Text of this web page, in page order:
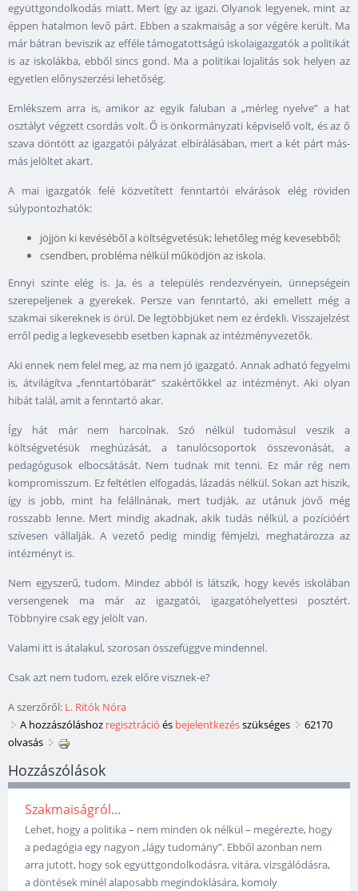
együttgondolkodás miatt. Mert így az igazi. Olyanok legyenek, mint az
éppen hatalmon levő párt. Ebben a szakmaiság a sor végére került. Ma
már bátran beviszik az efféle támogatottságú iskolaigazgatók a politikát
is az iskolákba, ebből sincs gond. Ma a politikai lojalitás sok helyen az
egyetlen előnyszerzési lehetőség.
Emlékszem arra is, amikor az egyik faluban a „mérleg nyelve” a hat
osztályt végzett csordás volt. Ő is önkormányzati képviselő volt, és az ő
szava döntött az igazgatói pályázat elbírálásában, mert a két párt más-
más jelöltet akart.
A mai igazgatók felé közvetített fenntartói elvárások elég röviden
súlypontozhatók:
jöjjön ki kevéséből a költségvetésük; lehetőleg még kevesebből;
csendben, probléma nélkül működjön az iskola.
Ennyi szinte elég is. Ja, és a település rendezvényein, ünnepségein
szerepeljenek a gyerekek. Persze van fenntartó, aki emellett még a
szakmai sikereknek is örül. De legtöbbjüket nem ez érdekli. Visszajelzést
erről pedig a legkevesebb esetben kapnak az intézményvezetők.
Aki ennek nem felel meg, az ma nem jó igazgató. Annak adható fegyelmi
is, átvilágítva „fenntartóbarát” szakértőkkel az intézményt. Aki olyan
hibát talál, amit a fenntartó akar.
Így hát már nem harcolnak. Szó nélkül tudomásul veszik a
költségvetésük meghúzását, a tanulócsoportok összevonását, a
pedagógusok elbocsátását. Nem tudnak mit tenni. Ez már rég nem
kompromisszum. Ez feltétlen elfogadás, lázadás nélkül. Sokan azt hiszik,
így is jobb, mint ha felállnának, mert tudják, az utánuk jövő még
rosszabb lenne. Mert mindig akadnak, akik tudás nélkül, a pozícióért
szívesen vállalják. A vezető pedig mindig fémjelzi, meghatározza az
intézményt is.
Nem egyszerű, tudom. Mindez abból is látszik, hogy kevés iskolában
versengenek ma már az igazgatói, igazgatóhelyettesi posztért.
Többnyire csak egy jelölt van.
Valami itt is átalakul, szorosan összefüggve mindennel.
Csak azt nem tudom, ezek előre visznek-e?
A szerzőről: L. Ritók Nóra
A hozzászóláshoz regisztráció és bejelentkezésszükséges
62170
olvasás
Hozzászólások
Szakmaiságról...
Lehet, hogy a politika – nem minden ok nélkül – megérezte, hogy
a pedagógia egy nagyon „lágy tudomány”. Ebből azonban nem
arra jutott, hogy sok együttgondolkodásra, vitára, vizsgálódásra,
a döntések minél alaposabb megindoklására, komoly